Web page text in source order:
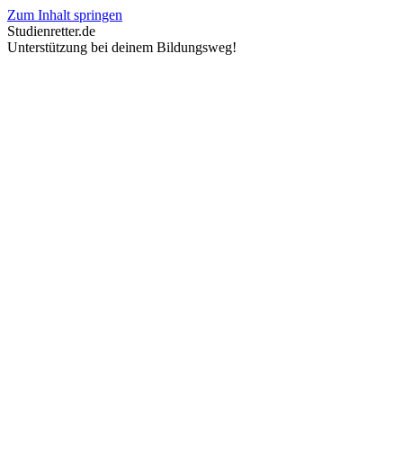
Zum Inhalt springen
Studienretter.de
Unterstützung bei deinem Bildungsweg!